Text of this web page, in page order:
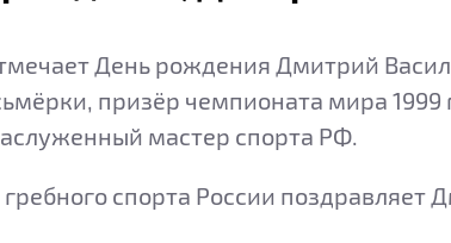
День рождения Дмитрий
призёр чемпионата мира
мастер спорта РФ.
спорта России поздравляет